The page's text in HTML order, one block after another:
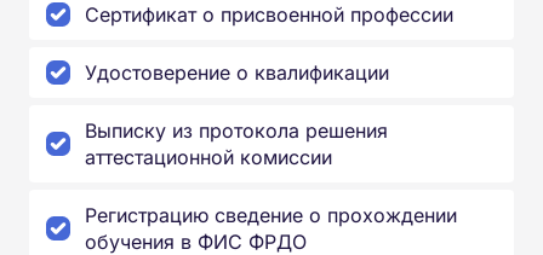
Сертификат о присвоенной профессии
Удостоверение о квалификации
Выписку из протокола решения
аттестационной комиссии
Регистрацию сведение о прохождении
обучения в ФИС ФРДО